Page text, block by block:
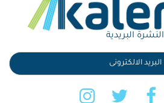
النشرة البريدية